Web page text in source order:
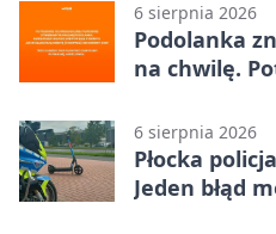
6 sierpnia 2026
Podolanka
na chwilę.
6 sierpnia 2026
Płocka
Jeden błąd